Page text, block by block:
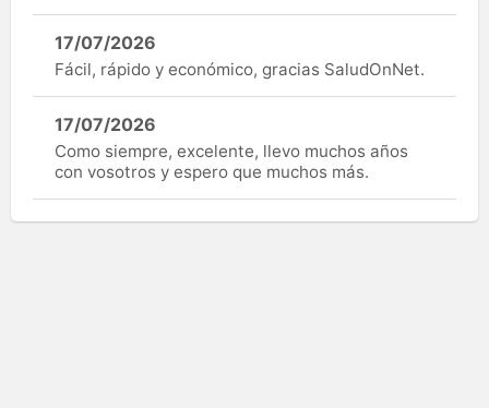
17/07/2026
Fácil, rápido y económico, gracias SaludOnNet.
17/07/2026
Como siempre, excelente, llevo muchos años
con vosotros y espero que muchos más.